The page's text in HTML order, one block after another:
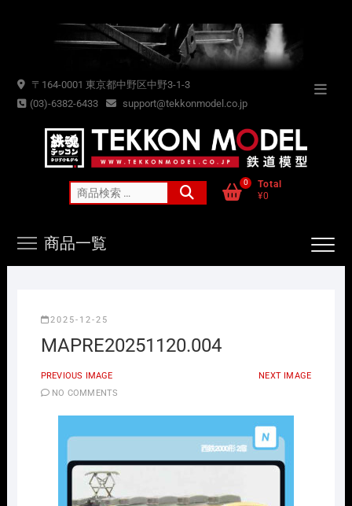
〒164-0001 東京都中野区中野3-1-3
(03)-6382-6433
support@tekkonmodel.co.jp
索
0
Total
¥0
商品一覧
2025-12-25
MAPRE20251120.004
PREVIOUS IMAGE
NEXT IMAGE
NO COMMENTS